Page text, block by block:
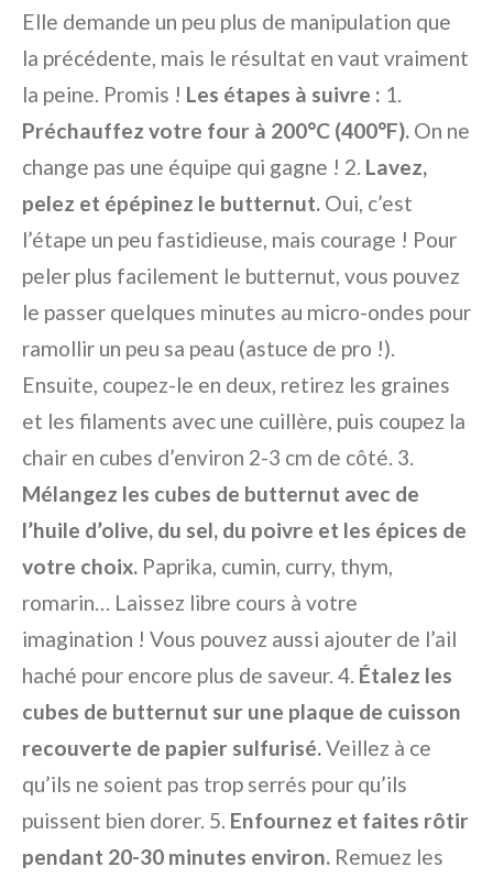
Elle demande un peu plus de manipulation que
la précédente, mais le résultat en vaut vraiment
la peine. Promis ! Les étapes à suivre : 1.
Préchauffez votre four à 200°C (400°F). On ne
change pas une équipe qui gagne ! 2. Lavez,
pelez et épépinez le butternut. Oui, c’est
l’étape un peu fastidieuse, mais courage ! Pour
peler plus facilement le butternut, vous pouvez
le passer quelques minutes au micro-ondes pour
ramollir un peu sa peau (astuce de pro !).
Ensuite, coupez-le en deux, retirez les graines
et les filaments avec une cuillère, puis coupez la
chair en cubes d’environ 2-3 cm de côté. 3.
Mélangez les cubes de butternut avec de
l’huile d’olive, du sel, du poivre et les épices de
votre choix. Paprika, cumin, curry, thym,
romarin… Laissez libre cours à votre
imagination ! Vous pouvez aussi ajouter de l’ail
haché pour encore plus de saveur. 4. Étalez les
cubes de butternut sur une plaque de cuisson
recouverte de papier sulfurisé.Veillez à ce
qu’ils ne soient pas trop serrés pour qu’ils
puissent bien dorer. 5. Enfournez et faites rôtir
pendant 20-30 minutes environ. Remuez les